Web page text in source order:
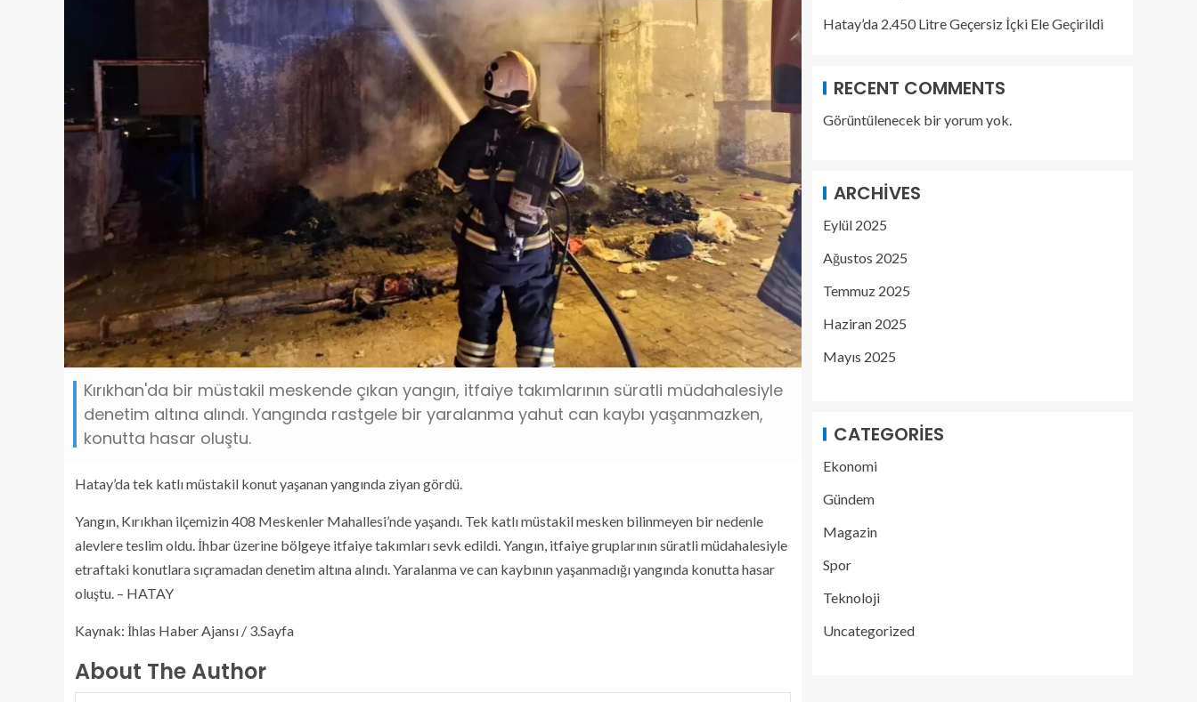
Kırıkhan'da bir müstakil meskende çıkan yangın, itfaiye takımlarının süratli müdahalesiyle
denetim altına alındı. Yangında rastgele bir yaralanma yahut can kaybı yaşanmazken,
konutta hasar oluştu.
Hatay’da tek katlı müstakil konut yaşanan yangında ziyan gördü.
Yangın, Kırıkhan ilçemizin 408 Meskenler Mahallesi’nde yaşandı. Tek katlı müstakil mesken bilinmeyen bir nedenle
alevlere teslim oldu. İhbar üzerine bölgeye itfaiye takımları sevk edildi. Yangın, itfaiye gruplarının süratli müdahalesiyle
etraftaki konutlara sıçramadan denetim altına alındı. Yaralanma ve can kaybının yaşanmadığı yangında konutta hasar
oluştu. – HATAY
Kaynak: İhlas Haber Ajansı / 3.Sayfa
About The Author
Hatay’da 2.450 Litre Geçersiz İçki Ele Geçirildi
RECENT COMMENTS
Görüntülenecek bir yorum yok.
ARCHIVES
Eylül 2025
Ağustos 2025
Temmuz 2025
Haziran 2025
Mayıs 2025
CATEGORIES
Ekonomi
Gündem
Magazin
Spor
Teknoloji
Uncategorized